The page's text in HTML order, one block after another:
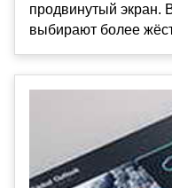
продвинутый экран.
выбирают более